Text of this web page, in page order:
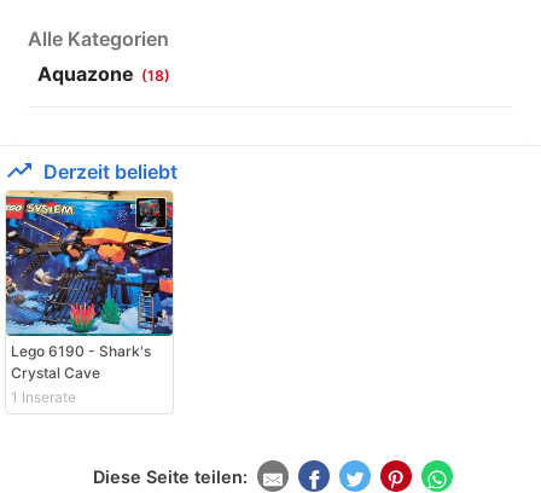
Alle Kategorien
Aquazone (18)
trending_up Derzeit beliebt
Lego 6190 - Shark's
Crystal Cave
1 Inserate
Diese Seite teilen: